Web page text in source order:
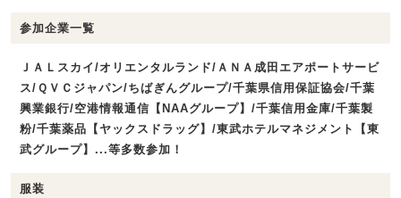
参加企業一覧
ＪＡＬスカイ/オリエンタルランド/ＡＮＡ成田エアポートサービ
ス/ＱＶＣジャパン/ちばぎんグループ/千葉県信用保証協会/千葉
興業銀行/空港情報通信【NAAグループ】/千葉信用金庫/千葉製
粉/千葉薬品【ヤックスドラッグ】/東武ホテルマネジメント【東
武グループ】...等多数参加！
服装